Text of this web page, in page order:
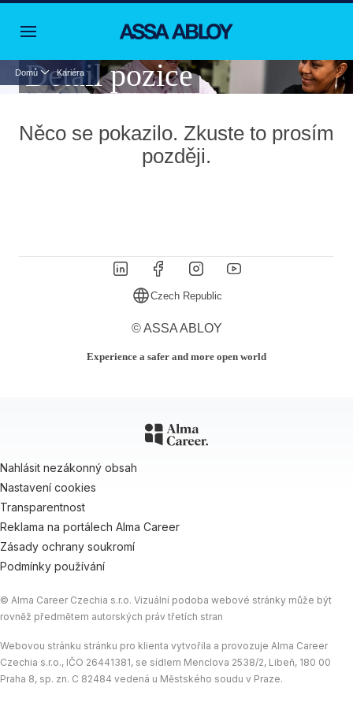
Domů Kariéra
Detail pozice
Něco se pokazilo. Zkuste to prosím
později.
Czech Republic
© ASSA ABLOY
Experience a safer and more open world
Nahlásit nezákonný obsah
Nastavení cookies
Transparentnost
Reklama na portálech Alma Career
Zásady ochrany soukromí
Podmínky používání
© Alma Career Czechia s.r.o. Vizuální podoba webové stránky může být
rovněž předmětem autorských práv třetích stran
Webovou stránku stránku pro klienta vytvořila a provozuje Alma Career
Czechia s.r.o., IČO 26441381, se sídlem Menclova 2538/2, Libeň, 180 00
Praha 8, sp. zn. C 82484 vedená u Městského soudu v Praze.